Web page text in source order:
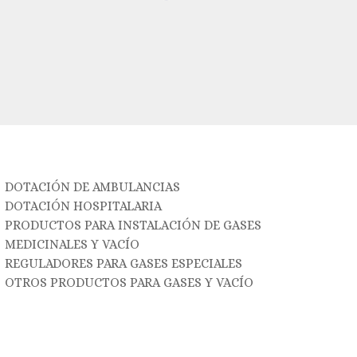
DOTACIÓN DE AMBULANCIAS
DOTACIÓN HOSPITALARIA
PRODUCTOS PARA INSTALACIÓN DE GASES
MEDICINALES Y VACÍO
REGULADORES PARA GASES ESPECIALES
OTROS PRODUCTOS PARA GASES Y VACÍO